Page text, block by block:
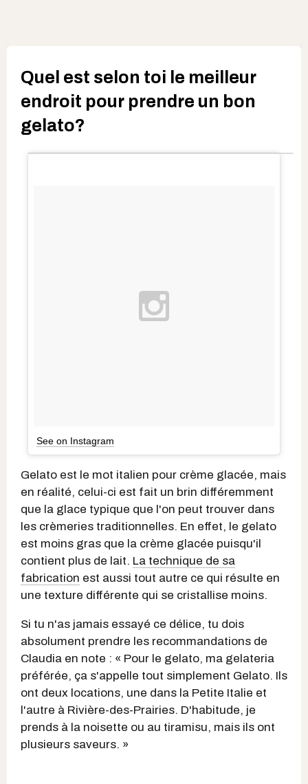
Quel est selon toi le meilleur
endroit pour prendre un bon
gelato?
See on Instagram
Gelato est le mot italien pour crème glacée, mais
en réalité, celui-ci est fait un brin différemment
que la glace typique que l'on peut trouver dans
les crèmeries traditionnelles. En effet, le gelato
est moins gras que la crème glacée puisqu'il
contient plus de lait. La technique de sa
fabrication est aussi tout autre ce qui résulte en
une texture différente qui se cristallise moins.
Si tu n'as jamais essayé ce délice, tu dois
absolument prendre les recommandations de
Claudia en note : « Pour le gelato, ma gelateria
préférée, ça s'appelle tout simplement Gelato. Ils
ont deux locations, une dans la Petite Italie et
l'autre à Rivière-des-Prairies. D'habitude, je
prends à la noisette ou au tiramisu, mais ils ont
plusieurs saveurs. »